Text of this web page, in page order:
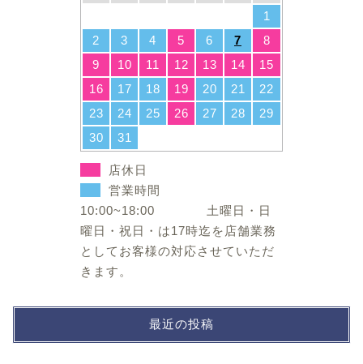
1
2
3 4 5 6 7
8
9
10 11 12 13 14
15
16
17 18 19 20 21
22
23
24 25 26 27 28
29
30
31
店休日
営業時間
10:00~18:00 土曜日・日
曜日・祝日・は17時迄を店舗業務
としてお客様の対応させていただ
きます。
最近の投稿